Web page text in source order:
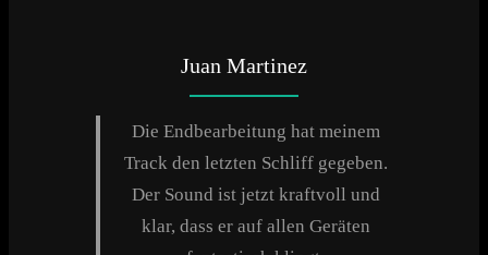
Juan Martinez
Die Endbearbeitung hat meinem
Track den letzten Schliff gegeben.
Der Sound ist jetzt kraftvoll und
klar, dass er auf allen Geräten